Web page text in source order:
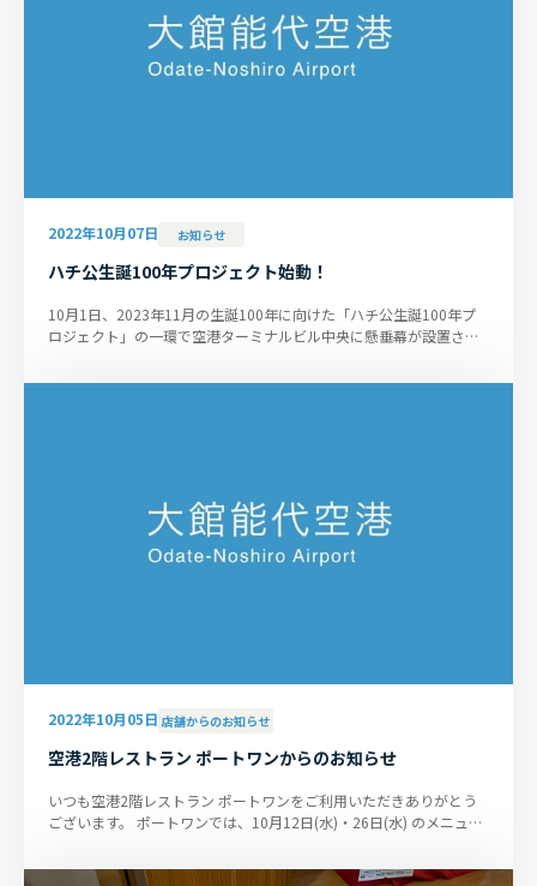
2022年10月07日 お知らせ
ハチ公生誕100年プロジェクト始動！
10月1日、2023年11月の生誕100年に向けた「ハチ公生誕100年プ
ロジェクト」の一環で空港ターミナルビル中央に懸垂幕が設置され
2022年10月05日 店舗からのお知らせ
空港2階レストラン ポートワンからのお知らせ
いつも空港2階レストラン ポートワンをご利用いただきありがとう
ございます。 ポートワンでは、10月12日(水)・26日(水) のメニュー